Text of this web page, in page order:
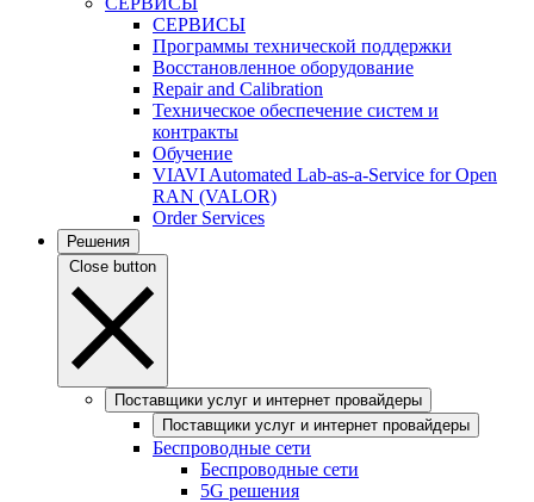
СЕРВИСЫ
Программы технической поддержки
Восстановленное оборудование
Repair and Calibration
Техническое обеспечение систем и
контракты
Обучение
VIAVI Automated Lab-as-a-Service for Open
RAN (VALOR)
Order Services
Решения
Close button
Поставщики услуг и интернет провайдеры
Поставщики услуг и интернет провайдеры
Беспроводные сети
Беспроводные сети
5G решения